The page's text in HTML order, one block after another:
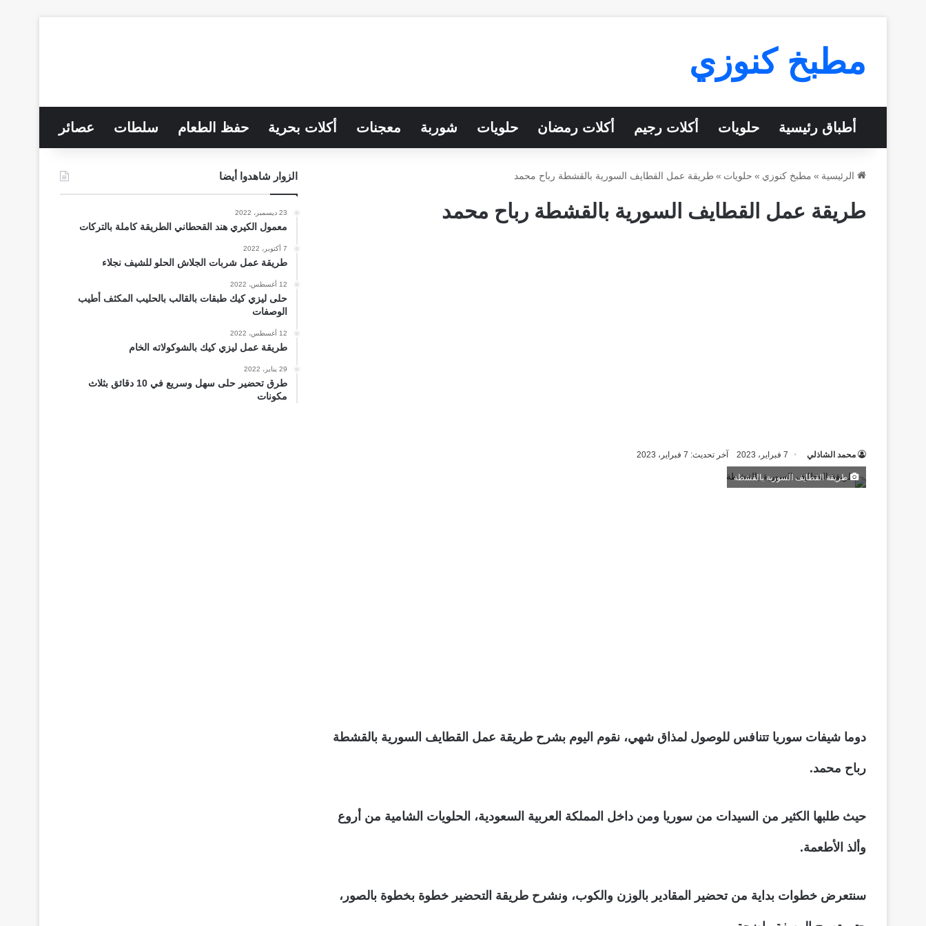
مطبخ كنوزي
أطباق رئيسية حلويات أكلات رجيم أكلات رمضان حلويات شوربة معجنات أكلات بحرية حفظ الطعام سلطات عصائر
الرئيسية » مطبخ كنوزي » حلويات »طريقة عمل القطايف السورية بالقشطة رباح محمد
طريقة عمل القطايف السورية بالقشطة رباح محمد
محمد الشاذلي 7 فبراير، 2023 آخر تحديث: 7 فبراير، 2023
طريقة القطايف السورية بالقشطة
دوما شيفات سوريا تتنافس للوصول لمذاق شهي، نقوم اليوم بشرح طريقة عمل القطايف السورية بالقشطة
رباح محمد.
حيث طلبها الكثير من السيدات من سوريا ومن داخل المملكة العربية السعودية، الحلويات الشامية من أروع
وألذ الأطعمة.
سنتعرض خطوات بداية من تحضير المقادير بالوزن والكوب، ونشرح طريقة التحضير خطوة بخطوة بالصور،
الزوار شاهدوا أيضا
23 ديسمبر، 2022
معمول الكيري هند القحطاني الطريقة كاملة بالتركات
7 أكتوبر، 2022
طريقة عمل شربات الجلاش الحلو للشيف نجلاء
12 أغسطس، 2022
حلى ليزي كيك طبقات بالقالب بالحليب المكثف أطيب
الوصفات
12 أغسطس، 2022
طريقة عمل ليزي كيك بالشوكولاته الخام
29 يناير، 2022
طرق تحضير حلى سهل وسريع في 10 دقائق بثلاث
مكونات